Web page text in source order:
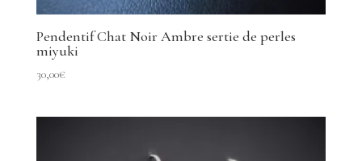
Pendentif Chat Noir Ambre sertie de perles
miyuki
30,00€